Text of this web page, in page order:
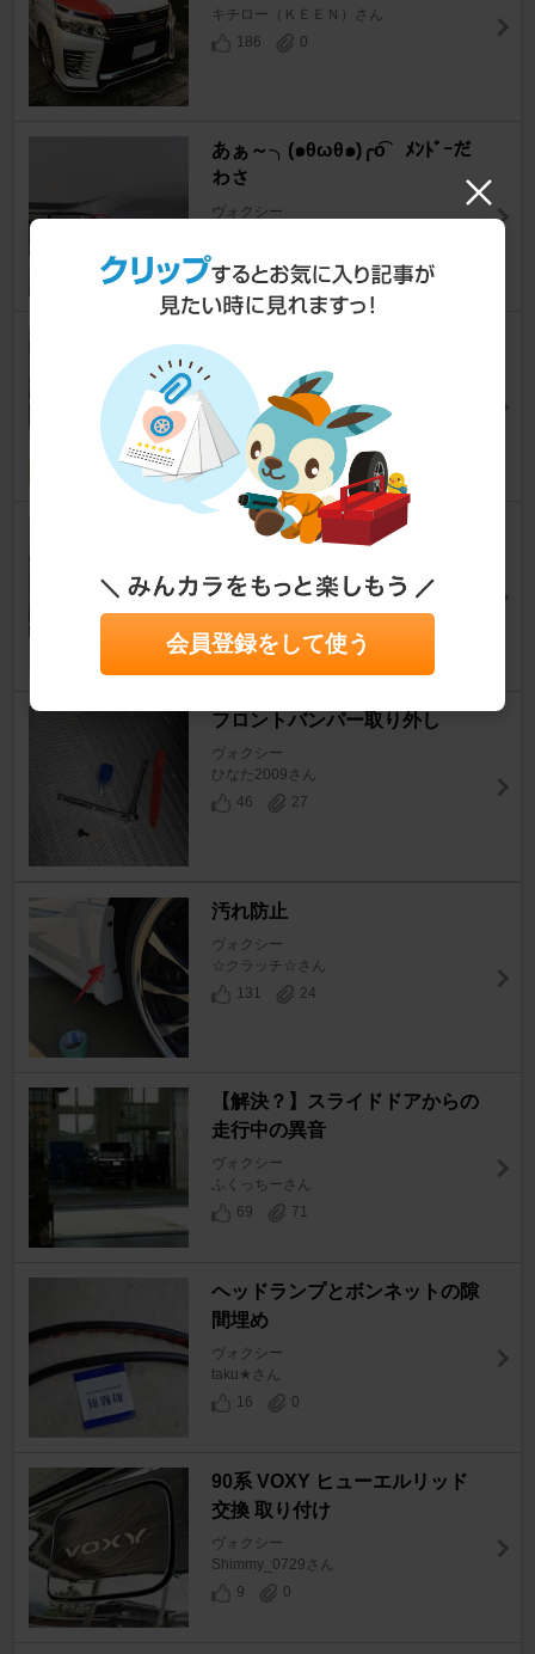
キチロー（ＫＥＥＮ）さん
186
0
あぁ～╮(๑θωθ๑)╭o͡ ﾒﾝﾄﾞｰだ
わさ
ヴォクシー
184
ヴォクシー
カリスマみっちゃんさん
170
1
90系ヴォクシーアルミテープチ
ヴォクシー
タカエンドウさん
19
18
フロントバンパー取り外し
ヴォクシー
ひなた2009さん
46
27
汚れ防止
ヴォクシー
☆クラッチ☆さん
131
24
【解決？】スライドドアからの
走行中の異音
ヴォクシー
ふくっちーさん
69
71
ヘッドランプとボンネットの隙
間埋め
ヴォクシー
taku★さん
16
0
90系 VOXY ヒューエルリッド
交換 取り付け
ヴォクシー
Shimmy_0729さん
9
0
会員登録をして使う